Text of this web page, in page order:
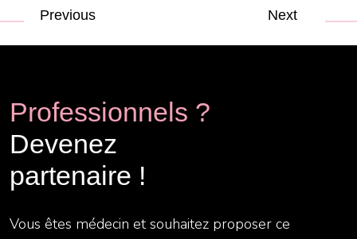
Previous Next
Professionnels ?
Devenez
partenaire !
Vous êtes médecin et souhaitez proposer ce